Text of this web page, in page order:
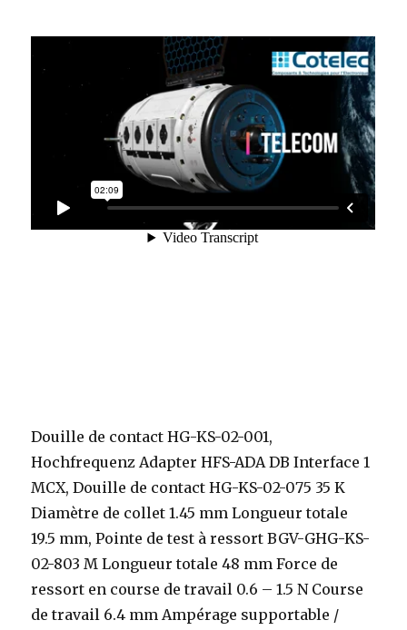
Douille de contact HG-KS-02-001,
Hochfrequenz Adapter HFS-ADA DB Interface 1
MCX, Douille de contact HG-KS-02-075 35 K
Diamètre de collet 1.45 mm Longueur totale
19.5 mm, Pointe de test à ressort BGV-GHG-KS-
02-803 M Longueur totale 48 mm Force de
ressort en course de travail 0.6 – 1.5 N Course
de travail 6.4 mm Ampérage supportable /